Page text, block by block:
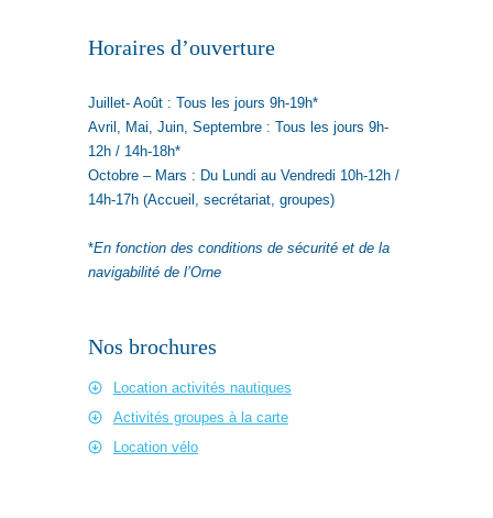
Horaires d’ouverture
Juillet- Août : Tous les jours 9h-19h*
Avril, Mai, Juin, Septembre : Tous les jours 9h-
12h / 14h-18h*
Octobre – Mars : Du Lundi au Vendredi 10h-12h /
14h-17h (Accueil, secrétariat, groupes)
*En fonction des conditions de sécurité et de la
navigabilité de l’Orne
Nos brochures
Location activités nautiques
Activités groupes à la carte
Location vélo